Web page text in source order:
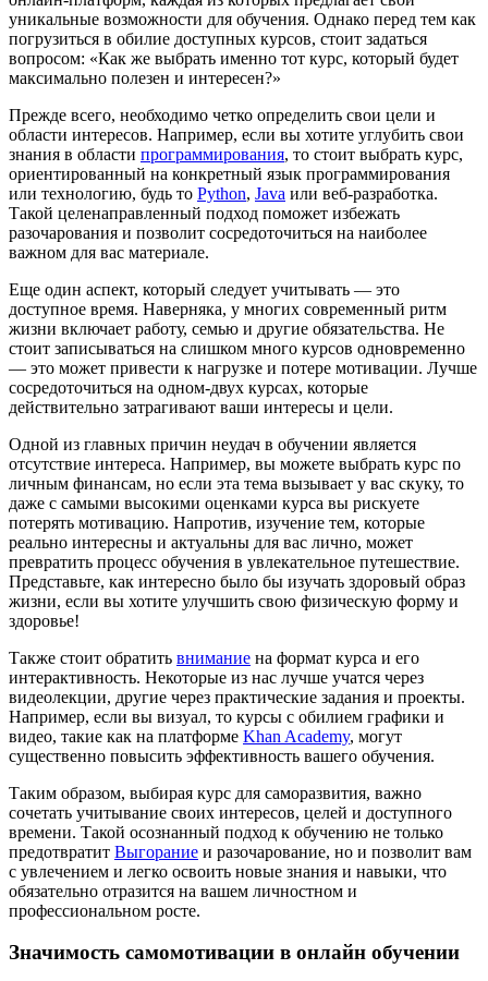
уникальные возможности для обучения. Однако перед тем как
погрузиться в обилие доступных курсов, стоит задаться
вопросом: «Как же выбрать именно тот курс, который будет
максимально полезен и интересен?»
Прежде всего, необходимо четко определить свои цели и
области интересов. Например, если вы хотите углубить свои
знания в области программирования, то стоит выбрать курс,
ориентированный на конкретный язык программирования
или технологию, будь то Python, Java или веб-разработка.
Такой целенаправленный подход поможет избежать
разочарования и позволит сосредоточиться на наиболее
важном для вас материале.
Еще один аспект, который следует учитывать — это
доступное время. Наверняка, у многих современный ритм
жизни включает работу, семью и другие обязательства. Не
стоит записываться на слишком много курсов одновременно
— это может привести к нагрузке и потере мотивации. Лучше
сосредоточиться на одном-двух курсах, которые
действительно затрагивают ваши интересы и цели.
Одной из главных причин неудач в обучении является
отсутствие интереса. Например, вы можете выбрать курс по
личным финансам, но если эта тема вызывает у вас скуку, то
даже с самыми высокими оценками курса вы рискуете
потерять мотивацию. Напротив, изучение тем, которые
реально интересны и актуальны для вас лично, может
превратить процесс обучения в увлекательное путешествие.
Представьте, как интересно было бы изучать здоровый образ
жизни, если вы хотите улучшить свою физическую форму и
здоровье!
Также стоит обратить внимание на формат курса и его
интерактивность. Некоторые из нас лучше учатся через
видеолекции, другие через практические задания и проекты.
Например, если вы визуал, то курсы с обилием графики и
видео, такие как на платформе Khan Academy, могут
существенно повысить эффективность вашего обучения.
Таким образом, выбирая курс для саморазвития, важно
сочетать учитывание своих интересов, целей и доступного
времени. Такой осознанный подход к обучению не только
предотвратит Выгорание и разочарование, но и позволит вам
с увлечением и легко освоить новые знания и навыки, что
обязательно отразится на вашем личностном и
профессиональном росте.
Значимость самомотивации в онлайн обучении